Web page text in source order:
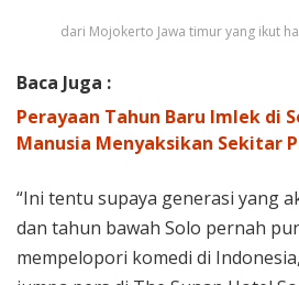
dari Mojokerto Jawa timur yang ikut
Baca Juga :
Perayaan Tahun Baru Imlek di
Manusia Menyaksikan Sekitar
“Ini tentu supaya generasi yang
dan tahun bawah Solo pernah
mempelopori komedi di